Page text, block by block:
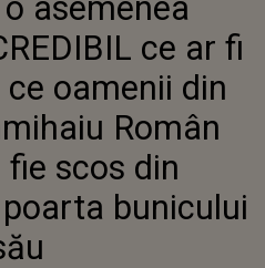
SĂ FIE SCOS DIN
LA POARTA
SĂU
asemenea
ce ar fi
oamenii din
Român
scos din
bunicului